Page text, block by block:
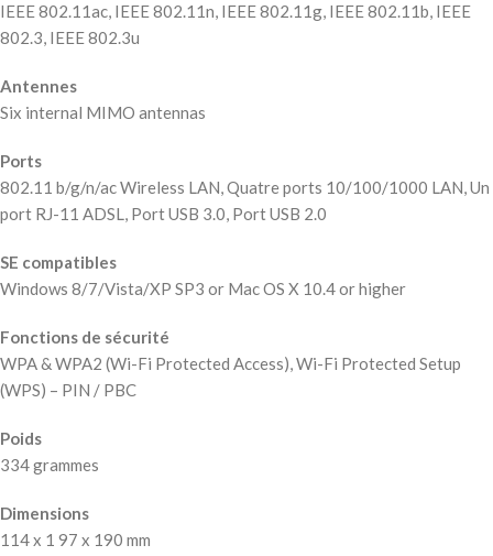
IEEE 802.11ac, IEEE 802.11n, IEEE 802.11g, IEEE 802.11b, IEEE
802.3, IEEE 802.3u
Antennes
Six internal MIMO antennas
Ports
802.11 b/g/n/ac Wireless LAN, Quatre ports 10/100/1000 LAN, Un
port RJ-11 ADSL, Port USB 3.0, Port USB 2.0
SE compatibles
Windows 8/7/Vista/XP SP3 or Mac OS X 10.4 or higher
Fonctions de sécurité
WPA & WPA2 (Wi-Fi Protected Access), Wi-Fi Protected Setup
(WPS) – PIN / PBC
Poids
334 grammes
Dimensions
114 x 1 97 x 190 mm